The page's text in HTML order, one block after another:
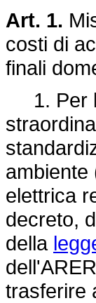
Art. 1.
costi di
finali
1. Per
ambiente
elettrica
decreto,
della
trasferire